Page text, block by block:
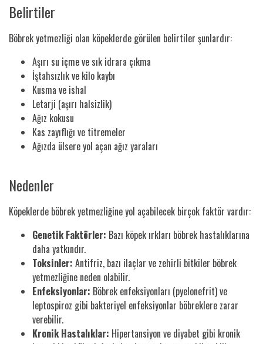
Belirtiler
Böbrek yetmezliği olan köpeklerde görülen belirtiler şunlardır:
Aşırı su içme ve sık idrara çıkma
İştahsızlık ve kilo kaybı
Kusma ve ishal
Letarji (aşırı halsizlik)
Ağız kokusu
Kas zayıflığı ve titremeler
Ağızda ülsere yol açan ağız yaraları
Nedenler
Köpeklerde böbrek yetmezliğine yol açabilecek birçok faktör vardır:
Genetik Faktörler: Bazı köpek ırkları böbrek hastalıklarına
daha yatkındır.
Toksinler: Antifriz, bazı ilaçlar ve zehirli bitkiler böbrek
yetmezliğine neden olabilir.
Enfeksiyonlar: Böbrek enfeksiyonları (pyelonefrit) ve
leptospiroz gibi bakteriyel enfeksiyonlar böbreklere zarar
verebilir.
Kronik Hastalıklar: Hipertansiyon ve diyabet gibi kronik